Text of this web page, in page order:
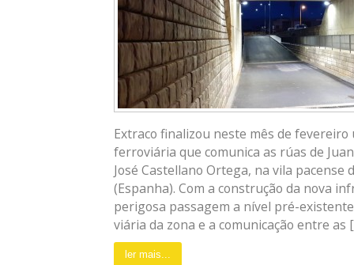
Extraco finalizou neste mês de
ferroviária que comunica as rúas de
José Castellano Ortega, na vila pacense
(Espanha). Com a construção da nova
perigosa passagem a nível pré-
viária da zona e a comunicação entre as
ler mais...